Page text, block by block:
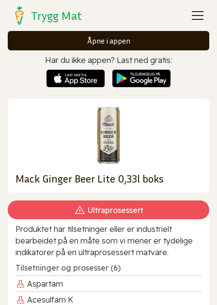
Trygg Mat
Åpne i appen
Har du ikke appen? Last ned gratis:
Mack Ginger Beer Lite 0,33l boks
Ultraprosessert
Produktet har tilsetninger eller er industrielt
bearbeidet på en måte som vi mener er tydelige
indikatorer på en ultraprosessert matvare.
Tilsetninger og prosesser (6)
Aspartam
Acesulfam K